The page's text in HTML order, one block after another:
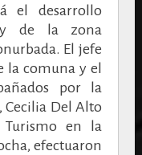
el desarrollo
y de la zona
El jefe
la comuna y el
por la
Cecilia Del Alto
en la
efectuaron